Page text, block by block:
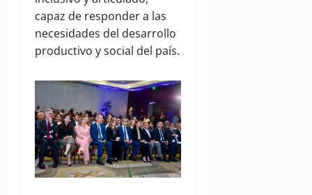
capaz de responder a las
necesidades del desarrollo
productivo y social del país.